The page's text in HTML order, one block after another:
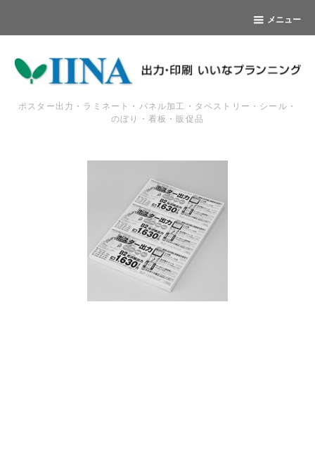
メニュー
ポスター出力・ラミネート・パネル加工・タペストリー・シール・
のぼり・看板・販促品